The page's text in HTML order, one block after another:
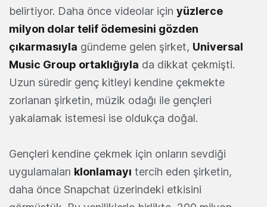
belirtiyor. Daha önce videolar için yüzlerce
milyon dolar telif ödemesini gözden
çıkarmasıyla gündeme gelen şirket, Universal
Music Group ortaklığıyla da dikkat çekmişti.
Uzun süredir genç kitleyi kendine çekmekte
zorlanan şirketin, müzik odağı ile gençleri
yakalamak istemesi ise oldukça doğal.
Gençleri kendine çekmek için onların sevdiği
uygulamaları klonlamayı tercih eden şirketin,
daha önce Snapchat üzerindeki etkisini